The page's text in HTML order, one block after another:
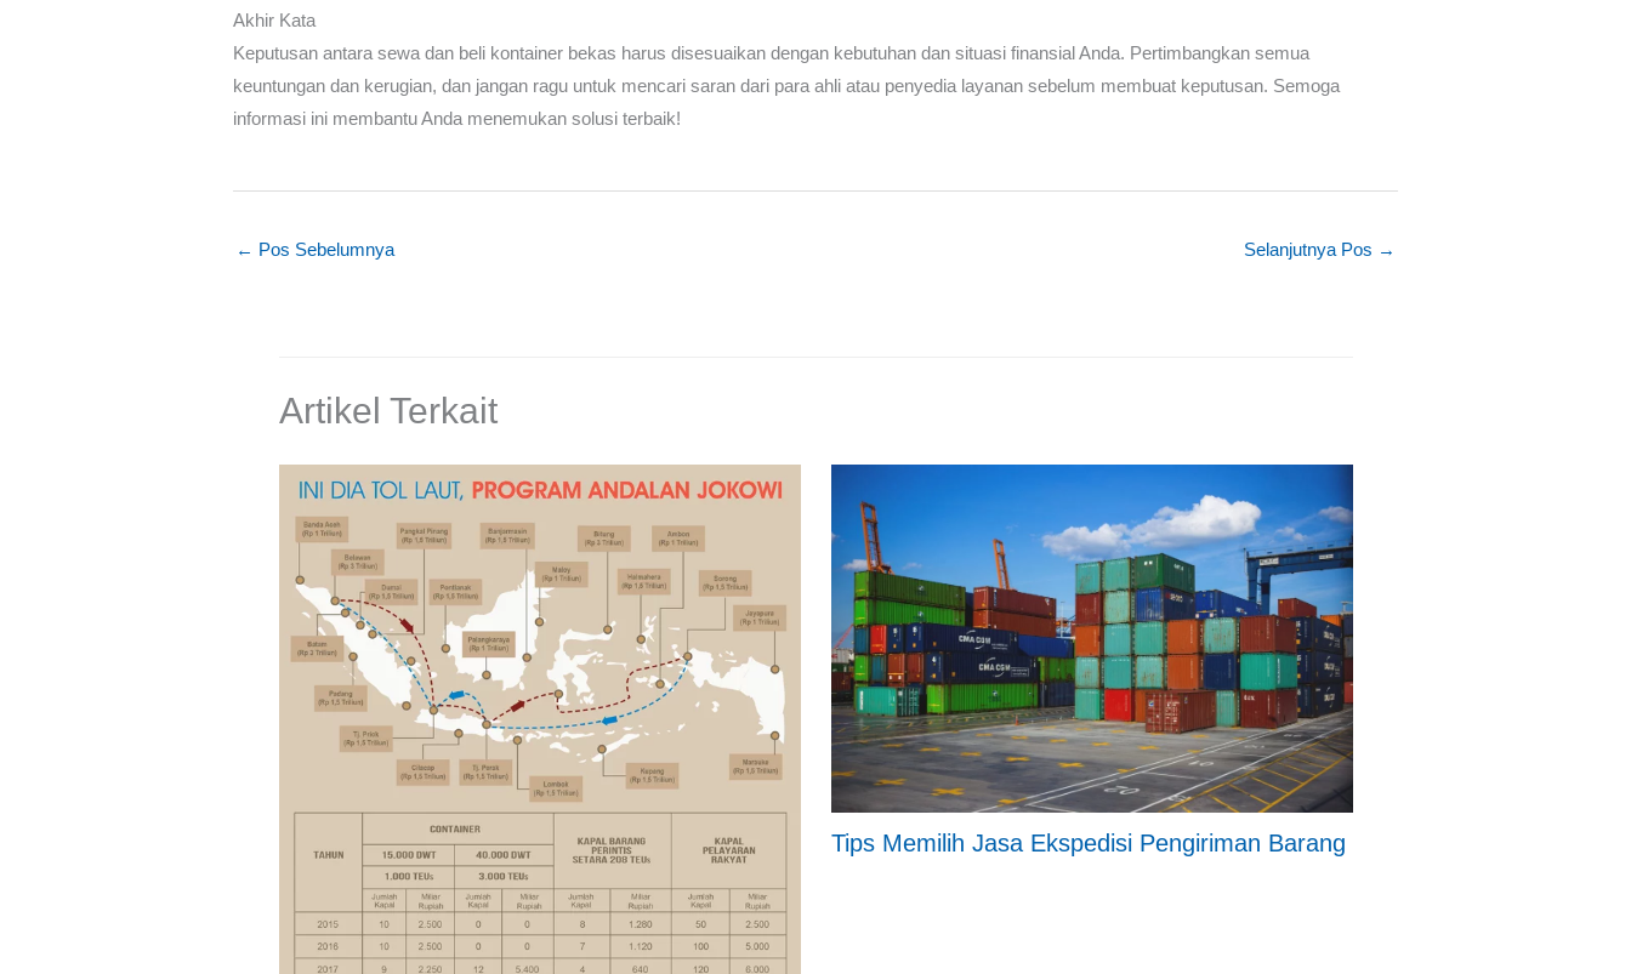
Akhir Kata
Keputusan antara sewa dan beli kontainer bekas harus disesuaikan dengan kebutuhan dan situasi finansial Anda. Pertimbangkan semua
keuntungan dan kerugian, dan jangan ragu untuk mencari saran dari para ahli atau penyedia layanan sebelum membuat keputusan. Semoga
informasi ini membantu Anda menemukan solusi terbaik!
← Pos Sebelumnya Selanjutnya Pos →
Artikel Terkait
Tips Memilih Jasa Ekspedisi Pengiriman Barang